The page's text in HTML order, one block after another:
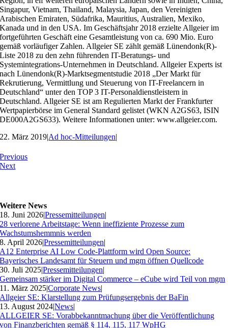
Singapur, Vietnam, Thailand, Malaysia, Japan, den Vereinigten
Arabischen Emiraten, Südafrika, Mauritius, Australien, Mexiko,
Kanada und in den USA. Im Geschäftsjahr 2018 erzielte Allgeier im
fortgeführten Geschäft eine Gesamtleistung von ca. 690 Mio. Euro
gemäß vorläufiger Zahlen. Allgeier SE zählt gemäß Lünendonk(R)-
Liste 2018 zu den zehn führenden IT-Beratungs- und
Systemintegrations-Unternehmen in Deutschland. Allgeier Experts ist
nach Lünendonk(R)-Marktsegmentstudie 2018 „Der Markt für
Rekrutierung, Vermittlung und Steuerung von IT-Freelancern in
Deutschland“ unter den TOP 3 IT-Personaldienstleistern in
Deutschland. Allgeier SE ist am Regulierten Markt der Frankfurter
Wertpapierbörse im General Standard gelistet (WKN A2GS63, ISIN
DE000A2GS633). Weitere Informationen unter: www.allgeier.com.
22. März 2019|Ad hoc-Mitteilungen|
Previous
Next
Weitere News
18. Juni 2026|Pressemitteilungen|
28 verlorene Arbeitstage: Wenn ineffiziente Prozesse zum
Wachstumshemmnis werden
8. April 2026|Pressemitteilungen|
A12 Enterprise AI Low Code-Plattform wird Open Source:
Bayerisches Landesamt für Steuern und mgm öffnen Quellcode
30. Juli 2025|Pressemitteilungen|
Gemeinsam stärker im Digital Commerce – eCube wird Teil von mgm
11. März 2025|Corporate News|
Allgeier SE: Klarstellung zum Prüfungsergebnis der BaFin
13. August 2024|News|
ALLGEIER SE: Vorabbekanntmachung über die Veröffentlichung
von Finanzberichten gemäß § 114, 115, 117 WpHG